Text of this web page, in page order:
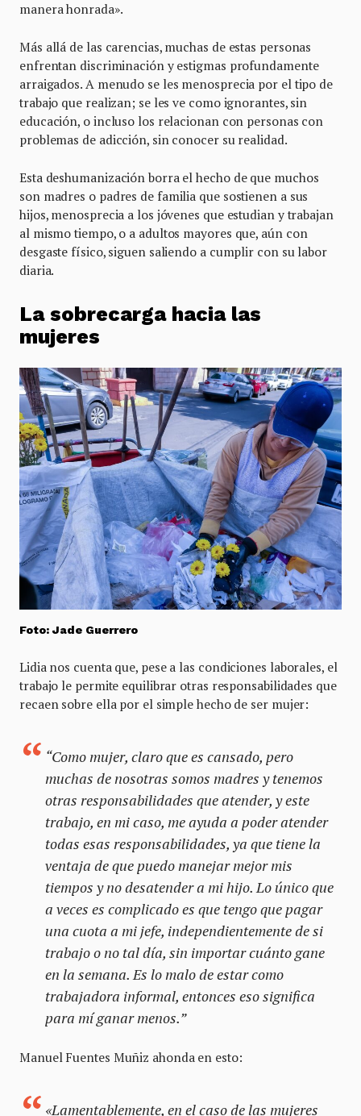
manera honrada».
Más allá de las carencias, muchas de estas personas
enfrentan discriminación y estigmas profundamente
arraigados. A menudo se les menosprecia por el tipo de
trabajo que realizan; se les ve como ignorantes, sin
educación, o incluso los relacionan con personas con
problemas de adicción, sin conocer su realidad.
Esta deshumanización borra el hecho de que muchos
son madres o padres de familia que sostienen a sus
hijos, menosprecia a los jóvenes que estudian y trabajan
al mismo tiempo, o a adultos mayores que, aún con
desgaste físico, siguen saliendo a cumplir con su labor
diaria.
La sobrecarga hacia las
mujeres
Foto: Jade Guerrero
Lidia nos cuenta que, pese a las condiciones laborales, el
trabajo le permite equilibrar otras responsabilidades que
recaen sobre ella por el simple hecho de ser mujer:
“Como mujer, claro que es cansado, pero
muchas de nosotras somos madres y tenemos
otras responsabilidades que atender, y este
trabajo, en mi caso, me ayuda a poder atender
todas esas responsabilidades, ya que tiene la
ventaja de que puedo manejar mejor mis
tiempos y no desatender a mi hijo. Lo único que
a veces es complicado es que tengo que pagar
una cuota a mi jefe, independientemente de si
trabajo o no tal día, sin importar cuánto gane
en la semana. Es lo malo de estar como
trabajadora informal, entonces eso significa
para mí ganar menos.”
Manuel Fuentes Muñiz ahonda en esto:
«Lamentablemente, en el caso de las mujeres